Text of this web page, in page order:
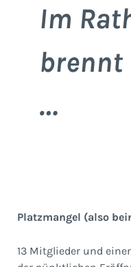
Im
brennt
…
Platzmangel (also
13 Mitglieder und